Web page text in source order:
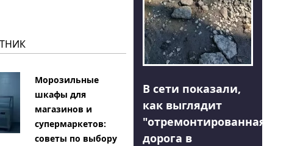
Морозильные
шкафы для
магазинов и
супермаркетов:
советы по выбору
В сети показали,
как выглядит
"отремонтированная"
дорога в